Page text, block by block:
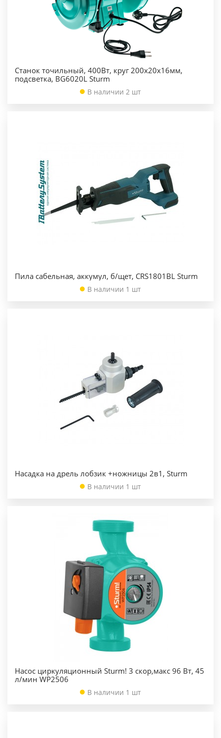
Станок точильный, 400Вт, круг 200х20х16мм,
подсветка, BG6020L Sturm
В наличии 2 шт
Пила сабельная, аккумул, б/щет, CRS1801BL Sturm
В наличии 1 шт
Насадка на дрель лобзик +ножницы 2в1, Sturm
В наличии 1 шт
Насос циркуляционный Sturm! 3 скор,макс 96 Вт, 45
л/мин WP2506
В наличии 1 шт